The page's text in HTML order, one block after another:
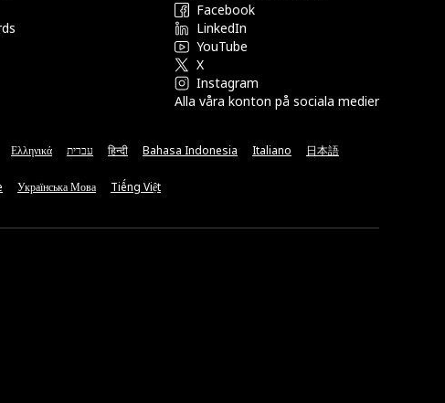
Facebook
LinkedIn
YouTube
X
Instagram
Alla våra konton på sociala medier
Ελληνικά עברית हिन्दी Bahasa Indonesia Italiano 日本語
Українська Мова Tiếng Việt